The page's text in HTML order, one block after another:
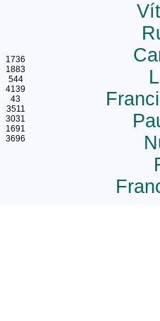
1736
1883
544
4139
43
3511
3031
1691
3696